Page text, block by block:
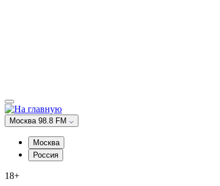
Москва 98.8 FM
Москва
Россия
18+